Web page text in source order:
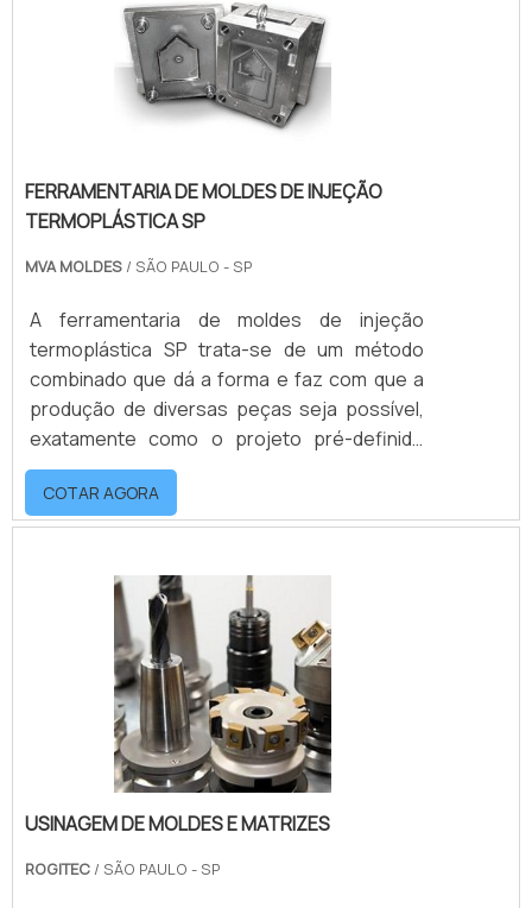
é muito utilizado na indústria de
transformação – ind.
FERRAMENTARIA DE MOLDES DE INJEÇÃO
TERMOPLÁSTICA SP
MVA MOLDES / SÃO PAULO - SP
A ferramentaria de moldes de injeção
termoplástica SP trata-se de um método
combinado que dá a forma e faz com que a
produção de diversas peças seja possível,
exatamente como o projeto pré-definido
requisitou. Para isso, é extremamente
necessário contar com um distribuidor de
molde de injeção termoplástica de
DIVERSAS PEÇASCom esses moldes, a peça
é preenchida com plástico derretido,
mantendo as estruturas e dimensões exatas
do item. Sendo assim, é possível reprodu.
COTAR AGORA
USINAGEM DE MOLDES E MATRIZES
ROGITEC / SÃO PAULO - SP